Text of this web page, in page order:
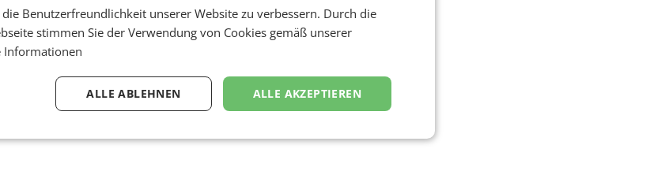
Benutzerfreundlichkeit unserer Website zu verbessern. Durch die
stimmen Sie der Verwendung von Cookies gemäß unserer
Informationen
ALLE AKZEPTIEREN
ALLE ABLEHNEN